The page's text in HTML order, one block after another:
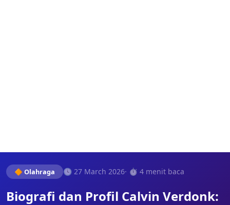
🔶 Olahraga 🕓 27 March 2026· ⏱️ 4 menit baca
Biografi dan Profil Calvin Verdonk: